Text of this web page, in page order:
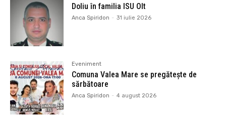
Doliu în familia ISU Olt
Anca Spiridon - 31 iulie 2026
Eveniment
Comuna Valea Mare se pregătește de
sărbătoare
Anca Spiridon - 4 august 2026